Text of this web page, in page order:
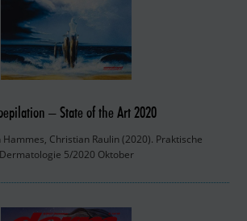
– State of the Art 2020
Hammes, Christian Raulin (2020). Praktische
Dermatologie 5/2020 Oktober